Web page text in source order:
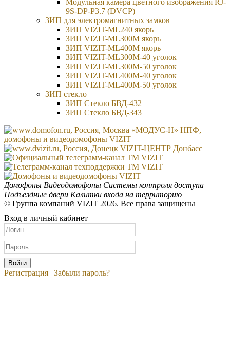
9S-DP-P3.7 (DVCP)
ЗИП для электромагнитных замков
ЗИП VIZIT-ML240 якорь
ЗИП VIZIT-ML300M якорь
ЗИП VIZIT-ML400M якорь
ЗИП VIZIT-ML300M-40 уголок
ЗИП VIZIT-ML300M-50 уголок
ЗИП VIZIT-ML400M-40 уголок
ЗИП VIZIT-ML400M-50 уголок
ЗИП стекло
ЗИП Стекло БВД-432
ЗИП Стекло БВД-343
Домофоны Видеодомофоны Системы контроля доступа
Подъездные двери Калитки входа на территорию
© Группа компаний VIZIT 2026. Все права защищены
Вход в личный кабинет
Регистрация Забыли пароль?